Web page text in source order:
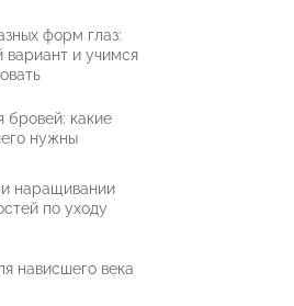
форм глаз:
вариант и учимся
бровей: какие
нужны
наращивании
по уходу
нависшего века